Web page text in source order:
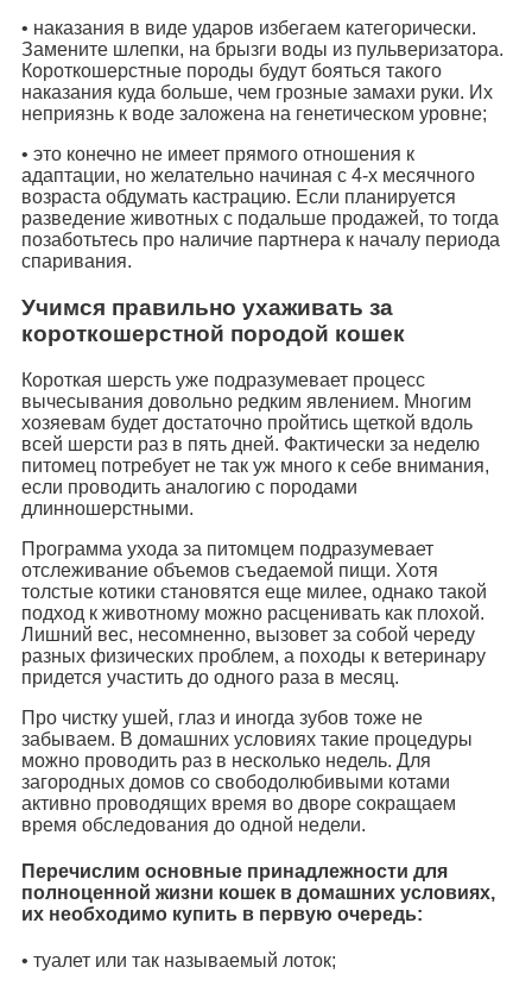
• наказания в виде ударов избегаем категорически.
Замените шлепки, на брызги воды из пульверизатора.
Короткошерстные породы будут бояться такого
наказания куда больше, чем грозные замахи руки. Их
неприязнь к воде заложена на генетическом уровне;
• это конечно не имеет прямого отношения к
адаптации, но желательно начиная с 4-х месячного
возраста обдумать кастрацию. Если планируется
разведение животных с подальше продажей, то тогда
позаботьтесь про наличие партнера к началу периода
спаривания.
Учимся правильно ухаживать за
короткошерстной породой кошек
Короткая шерсть уже подразумевает процесс
вычесывания довольно редким явлением. Многим
хозяевам будет достаточно пройтись щеткой вдоль
всей шерсти раз в пять дней. Фактически за неделю
питомец потребует не так уж много к себе внимания,
если проводить аналогию с породами
длинношерстными.
Программа ухода за питомцем подразумевает
отслеживание объемов съедаемой пищи. Хотя
толстые котики становятся еще милее, однако такой
подход к животному можно расценивать как плохой.
Лишний вес, несомненно, вызовет за собой череду
разных физических проблем, а походы к ветеринару
придется участить до одного раза в месяц.
Про чистку ушей, глаз и иногда зубов тоже не
забываем. В домашних условиях такие процедуры
можно проводить раз в несколько недель. Для
загородных домов со свободолюбивыми котами
активно проводящих время во дворе сокращаем
время обследования до одной недели.
Перечислим основные принадлежности для
полноценной жизни кошек в домашних условиях,
их необходимо купить в первую очередь:
• туалет или так называемый лоток;